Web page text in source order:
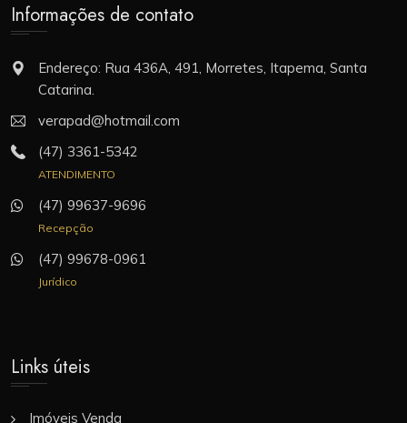
Informações de contato
Endereço: Rua 436A, 491, Morretes, Itapema, Santa
Catarina.
verapad@hotmail.com
(47) 3361-5342
ATENDIMENTO
(47) 99637-9696
Recepção
(47) 99678-0961
Jurídico
Links úteis
Imóveis Venda